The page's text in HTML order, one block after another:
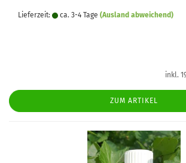
Lieferzeit: ca. 3-4 Tage (Ausland abweichend)
inkl.
ZUM ARTIKEL